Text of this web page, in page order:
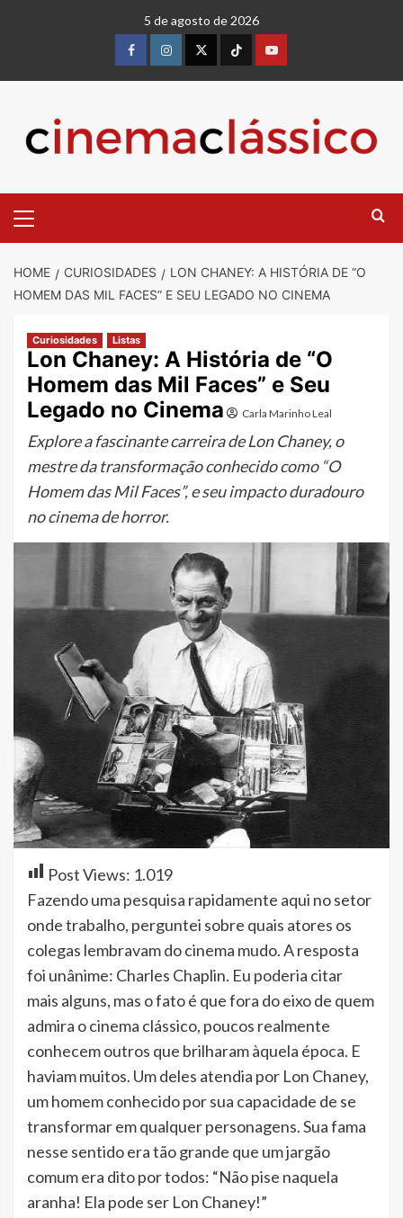
5 de agosto de 2026
FacebookinstagramtwitterTiktokyoutube
Menu
HOME CURIOSIDADES
LON CHANEY: A HISTÓRIA DE “O
HOMEM DAS MIL FACES” E SEU LEGADO NO CINEMA
Curiosidades Listas
Lon Chaney: A História de “O
Homem das Mil Faces” e Seu
Legado no Cinema
Carla Marinho Leal
Explore a fascinante carreira de Lon Chaney, o
mestre da transformação conhecido como “O
Homem das Mil Faces”, e seu impacto duradouro
no cinema de horror.
Post Views: 1.019
Fazendo uma pesquisa rapidamente aqui no setor
onde trabalho, perguntei sobre quais atores os
colegas lembravam do cinema mudo. A resposta
foi unânime: Charles Chaplin. Eu poderia citar
mais alguns, mas o fato é que fora do eixo de quem
admira o cinema clássico, poucos realmente
conhecem outros que brilharam àquela época. E
haviam muitos. Um deles atendia por Lon Chaney,
um homem conhecido por sua capacidade de se
transformar em qualquer personagens. Sua fama
nesse sentido era tão grande que um jargão
comum era dito por todos: “Não pise naquela
aranha! Ela pode ser Lon Chaney!”